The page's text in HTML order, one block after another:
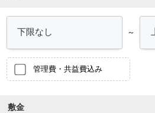
～
管理費・共益費込み
敷金